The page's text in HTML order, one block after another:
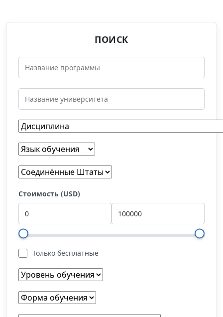
ПОИСК
Стоимость (USD)
Только бесплатные